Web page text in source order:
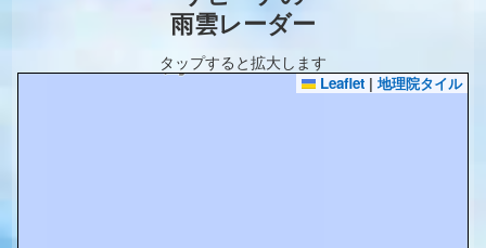
雨雲レーダー
タップすると拡大します
Leaflet | 地理院タイル